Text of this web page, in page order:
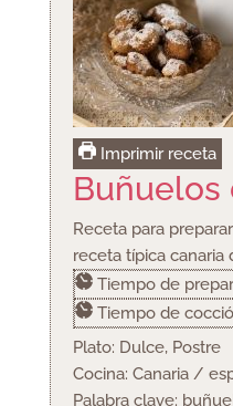
Imprimir receta
Buñuelos
Receta para
receta típica canaria
Tiempo de
Tiempo de
Plato: Dulce, Postre
Cocina: Canaria /
Palabra clave: